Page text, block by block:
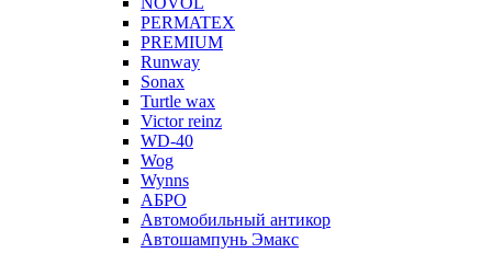
PERMATEX
PREMIUM
Runway
Sonax
Turtle wax
Victor reinz
WD-40
Wog
Wynns
АБРО
Автомобильный антикор
Автошампунь Эмакс